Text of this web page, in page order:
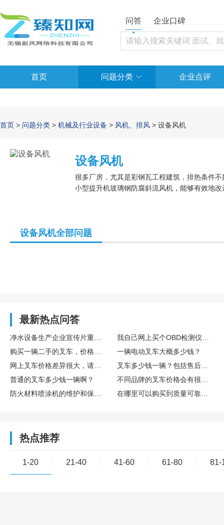
问答 企业口碑
首页 问题分类 企业点评
首页 > 问题分类 > 机械及行业设备 > 风机、排风 > 设备风机
设备风机
很多厂房，尤其是彩钢瓦工程建筑，排热条件
小型提升机玻璃钢防腐斜流风机，能够有效地
设备风机全部问题
最新热点问答
一辆电动叉车大概多少钱？
普通的叉车多少钱一辆啊？
热点推荐
1-20 21-40 41-60 61-80 81-